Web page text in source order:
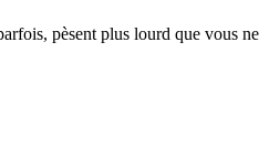
pèsent plus lourd que vous